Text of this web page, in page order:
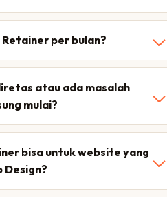
per bulan?
atau ada masalah
mulai?
bisa untuk website yang
Design?